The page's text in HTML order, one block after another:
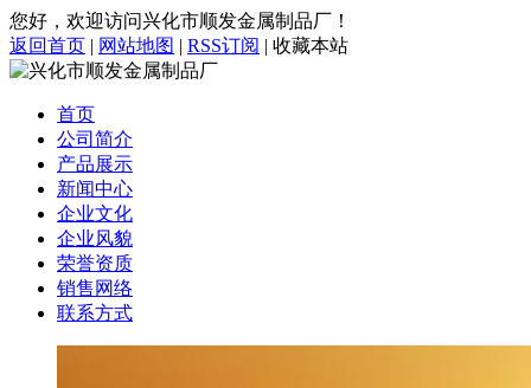
您好，欢迎访问兴化市顺发金属制品厂！
返回首页 | 网站地图 | RSS订阅 | 收藏本站
首页
公司简介
产品展示
新闻中心
企业文化
企业风貌
荣誉资质
销售网络
联系方式